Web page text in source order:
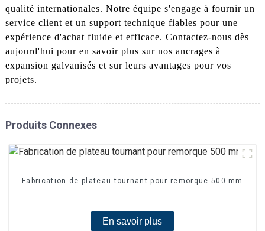
qualité internationales. Notre équipe s'engage à fournir un
service client et un support technique fiables pour une
expérience d'achat fluide et efficace. Contactez-nous dès
aujourd'hui pour en savoir plus sur nos ancrages à
expansion galvanisés et sur leurs avantages pour vos
projets.
Produits Connexes
Fabrication de plateau tournant pour remorque 500 mm
En savoir plus